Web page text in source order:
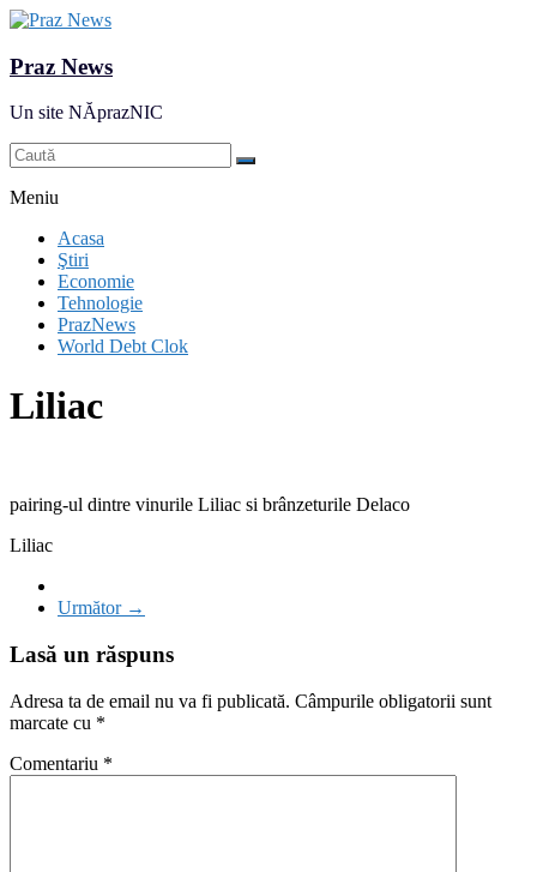
Praz News
Un site NĂprazNIC
Meniu
Acasa
Ştiri
Economie
Tehnologie
PrazNews
World Debt Clok
Liliac
pairing-ul dintre vinurile Liliac si brânzeturile Delaco
Liliac
Următor →
Lasă un răspuns
Adresa ta de email nu va fi publicată. Câmpurile obligatorii sunt
marcate cu *
Comentariu *